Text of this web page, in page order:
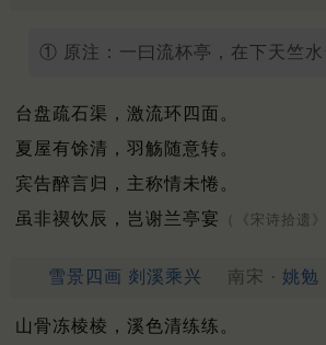
① 原注：一曰流杯亭，在下天竺水
台盘疏石渠，激流环四面。
夏屋有馀清，羽觞随意转。
宾告醉言归，主称情未惓。
虽非禊饮辰，岂谢兰亭宴
（《宋诗拾遗
雪景四画 剡溪乘兴 南宋 · 姚勉
山骨冻棱棱，溪色清练练。